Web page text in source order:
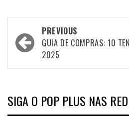
Post
navigation
PREVIOUS
GUIA DE COMPRAS: 10
2025
SIGA O POP PLUS NAS